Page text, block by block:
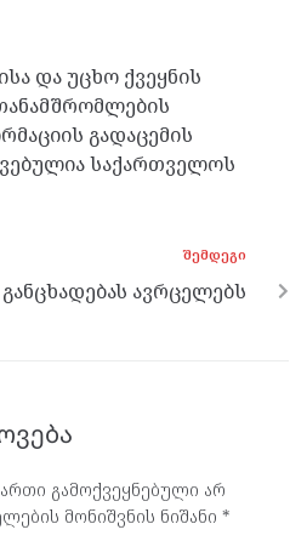
p
pდა უცხო ქვეყნის
გადაცემის
საქართველოს
ᲨᲔᲛᲓᲔᲒᲘ
ავრცელებს
გამოქვეყნებული არ
მონიშვნის ნიშანი *